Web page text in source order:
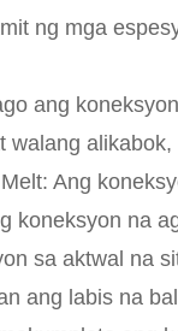
ng mga
ang
walang
Ang
koneksyon na
sa aktwal na
ang labis na